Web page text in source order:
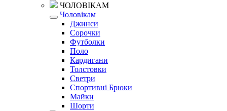
ЧОЛОВІКАМ
Чоловікам
Джинси
Сорочки
Футболки
Поло
Кардигани
Толстовки
Светри
Спортивні Брюки
Майки
Шорти